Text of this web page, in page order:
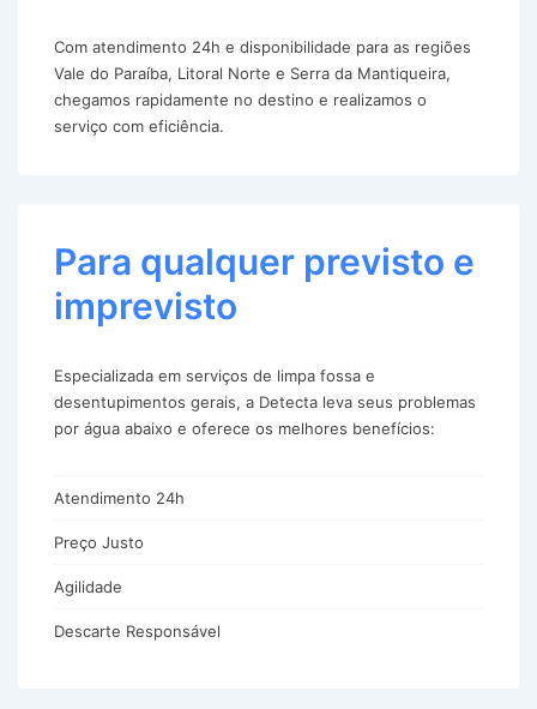
Com atendimento 24h e disponibilidade para as regiões
Vale do Paraíba, Litoral Norte e Serra da Mantiqueira,
chegamos rapidamente no destino e realizamos o
serviço com eficiência.
Para qualquer previsto e
imprevisto
Especializada em serviços de limpa fossa e
desentupimentos gerais, a Detecta leva seus problemas
por água abaixo e oferece os melhores benefícios:
Atendimento 24h
Preço Justo
Agilidade
Descarte Responsável